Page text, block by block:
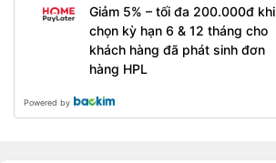
Giảm 5% – tối đa 200.000đ khi
chọn kỳ hạn 6 & 12 tháng cho
khách hàng đã phát sinh đơn
hàng HPL
Powered by